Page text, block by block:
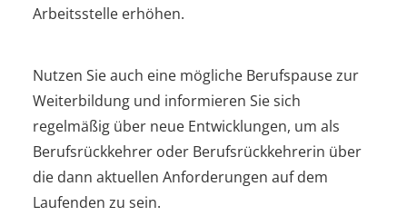
Arbeitsstelle erhöhen.
Nutzen Sie auch eine mögliche Berufspause zur
Weiterbildung und informieren Sie sich
regelmäßig über neue Entwicklungen, um als
Berufsrückkehrer oder Berufsrückkehrerin über
die dann aktuellen Anforderungen auf dem
Laufenden zu sein.